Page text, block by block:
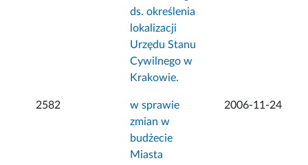
ds. określenia
lokalizacji
Urzędu Stanu
Cywilnego w
Krakowie.
2582
w sprawie
zmian w
budżecie
Miasta
2006-11-24